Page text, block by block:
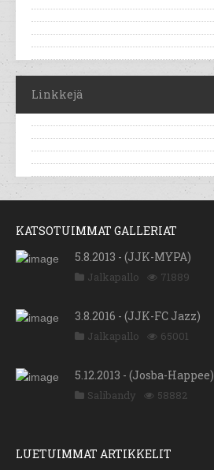
Linkkejä
KATSOTUIMMAT GALLERIAT
5.8.2013 - (JJK-MYPA)
Jalkapallo 71889
3.8.2016 - (JJK-FC Jazz)
Jalkapallo 65001
5.12.2013 - (Josba-Happee)
Salibandy 58882
LUETUIMMAT ARTIKKELIT